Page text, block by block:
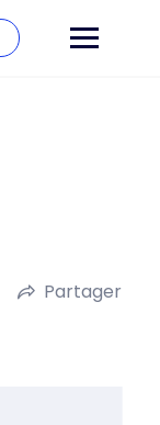
Partager